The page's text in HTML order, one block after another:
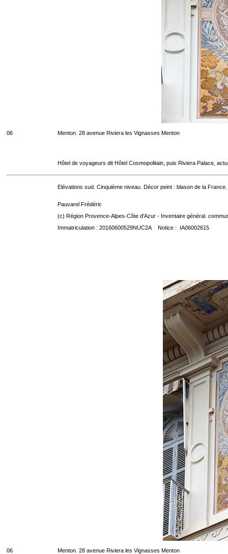
06 Menton. 28 avenue Riviera les Vignasses Menton
Hôtel de voyageurs dit Hôtel Cosmopolitain, puis Riviera Palace,
Elévations sud. Cinquième niveau. Décor peint : blason de la France.
Pauvarel Frédéric
(c) Région Provence-Alpes-Côte d'Azur - Inventaire général.
Immatriculation : 20160600529NUC2A Notice : IA06002615
06 Menton. 28 avenue Riviera les Vignasses Menton